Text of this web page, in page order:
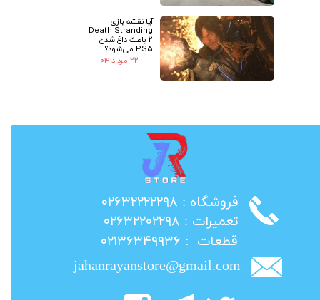
آیا نقشه بازی
Death Stranding
2 باعث داغ شدن
PS5 می‌شود؟
۲۲ مرداد ۰۴
​فروشگاه : ۰۲۶۳۲۲۲۲۲۹۸
​تعمیرات : ۰۲۶۳۲۲۰۲۲۹۸
​قطعات : ۰۲۱۳۶۳۴۹۹۳۶
jahanrayanstore@gmail.com